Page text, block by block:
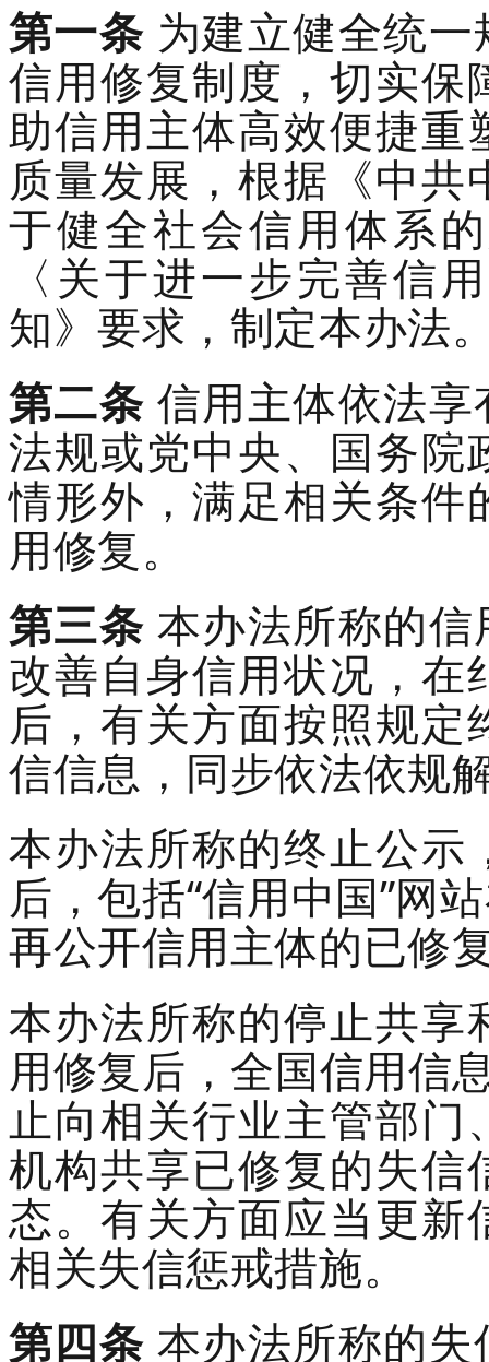
第一条 为建立健全统
信用修复制度，切实保
助信用主体高效便捷重
质量发展，根据《中共
于健全社会信用体系
〈 关于进一步完善信
知》要求， 制定本办法
第二条 信用主体依法
法规或党中央、国务院
情形外， 满足相关条件
用修复。
第三条 本办法所称的
改善自身信用状况，在
后， 有关方面按照规定
信信息，同步依法依规
本办法所称的终止公示
后，包括“信用中国”网
再公开信用主体的已修
本办法所称的停止共享
用修复后， 全国信用信
止向相关行业主管部门
机构共享已修复的失信
态。有关方面应当更新
相关失信惩戒措施。
第四条 本办法所称的